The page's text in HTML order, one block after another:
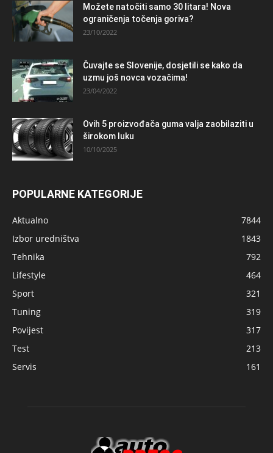
Možete natočiti samo 30 litara! Nova
ograničenja točenja goriva?
23/10/2022
Čuvajte se Slovenije, dosjetili se kako da
uzmu još novca vozačima!
23/04/2022
Ovih 5 proizvođača guma valja zaobilaziti u
širokom luku
10/10/2025
POPULARNE KATEGORIJE
Aktualno
7844
Izbor uredništva
1843
Tehnika
792
Lifestyle
464
Sport
321
Tuning
319
Povijest
317
Test
213
Servis
161